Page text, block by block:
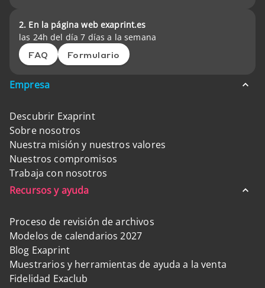
2. En la página web exaprint.es
las 24h del día 7 días a la semana
FAQ Formulario
Empresa
Descubrir Exaprint
Sobre nosotros
Nuestra misión y nuestros valores
Nuestros compromisos
Trabaja con nosotros
Recursos y ayuda
Proceso de revisión de archivos
Modelos de calendarios 2027
Blog Exaprint
Muestrarios y herramientas de ayuda a la venta
Fidelidad Exaclub